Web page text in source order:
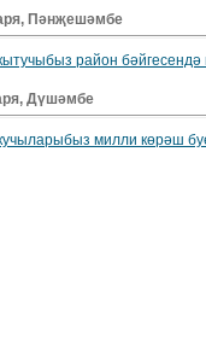
Пәнҗешәмбе
район
Дүшәмбе
милли көрәш